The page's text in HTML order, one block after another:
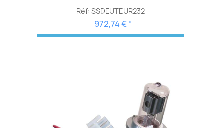
Réf: SSDEUTEUR232
972,74 € HT